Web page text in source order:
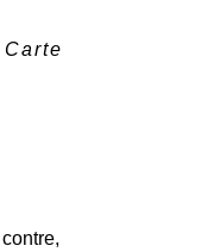
Carte